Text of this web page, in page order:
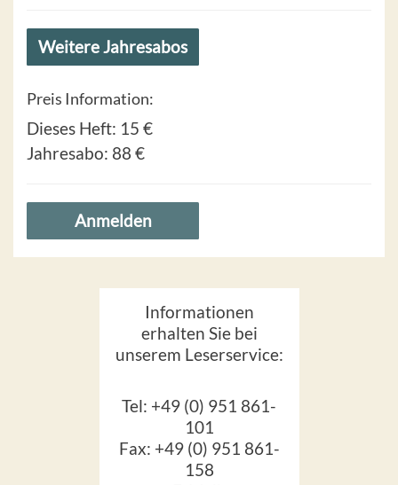
Weitere Jahresabos
Preis Information:
Dieses Heft: 15 €
Jahresabo: 88 €
Anmelden
Informationen
erhalten Sie bei
unserem Leserservice:
Tel: +49 (0) 951 861-
101
Fax: +49 (0) 951 861-
158